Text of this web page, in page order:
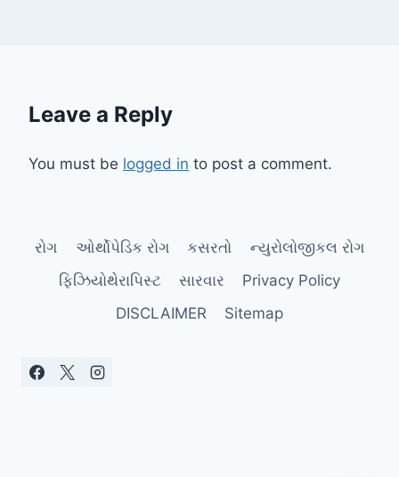
Leave a Reply
You must be logged in to post a comment.
રોગ ઓર્થોપેડિક રોગ કસરતો
ન્યુરોલોજીકલ રોગ
ફિઝિયોથેરાપિસ્ટ
સારવાર
Privacy Policy
DISCLAIMER
Sitemap